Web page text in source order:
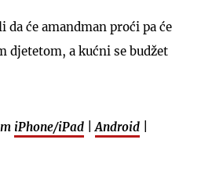
da će amandman proći pa će
djetetom, a kućni se budžet
iPhone/iPad Android